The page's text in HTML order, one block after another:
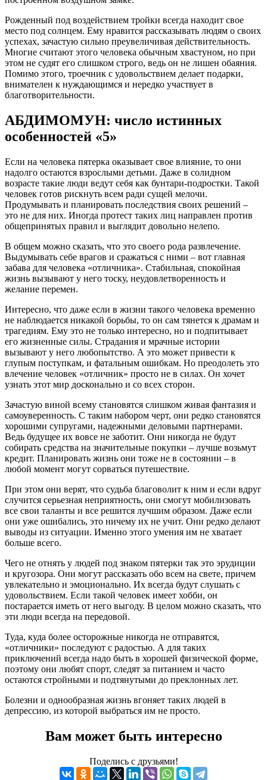
Рожденный под воздействием тройки всегда находит свое
место под солнцем. Ему нравится рассказывать людям о своих
успехах, зачастую сильно преувеличивая действительность.
Многие считают этого человека обычным хвастуном, но при
этом не судят его слишком строго, ведь он не лишен обаяния.
Помимо этого, троечник с удовольствием делает подарки,
внимателен к нуждающимся и нередко участвует в
благотворительности.
АБДИМОМУН: число истинных
особенностей «5»
Если на человека пятерка оказывает свое влияние, то они
надолго остаются взрослыми детьми. Даже в солидном
возрасте такие люди ведут себя как бунтари-подростки. Такой
человек готов рискнуть всем ради сущей мелочи.
Продумывать и планировать последствия своих решений –
это не для них. Иногда протест таких лиц направлен против
общепринятых правил и выглядит довольно нелепо.
В общем можно сказать, что это своего рода развлечение.
Выдумывать себе врагов и сражаться с ними – вот главная
забава для человека «отличника». Стабильная, спокойная
жизнь вызывают у него тоску, неудовлетворенность и
желание перемен.
Интересно, что даже если в жизни такого человека временно
не наблюдается никакой борьбы, то он сам тянется к драмам и
трагедиям. Ему это не только интересно, но и подпитывает
его жизненные силы. Страдания и мрачные истории
вызывают у него любопытство. А это может привести к
глупым поступкам, и фатальным ошибкам. Но преодолеть это
влечение человек «отличник» просто не в силах. Он хочет
узнать этот мир досконально и со всех сторон.
Зачастую виной всему становятся слишком живая фантазия и
самоуверенность. С таким набором черт, они редко становятся
хорошими супругами, надежными деловыми партнерами.
Ведь будущее их вовсе не заботит. Они никогда не будут
собирать средства на значительные покупки – лучше возьмут
кредит. Планировать жизнь они тоже не в состоянии – в
любой момент могут сорваться путешествие.
При этом они верят, что судьба благоволит к ним и если вдруг
случится серьезная неприятность, они смогут мобилизовать
все свои таланты и все решится лучшим образом. Даже если
они уже ошибались, это ничему их не учит. Они редко делают
выводы из ситуации. Именно этого умения им не хватает
больше всего.
Чего не отнять у людей под знаком пятерки так это эрудиции
и кругозора. Они могут рассказать обо всем на свете, причем
увлекательно и эмоционально. Их всегда будут слушать с
удовольствием. Если такой человек имеет хобби, он
постарается иметь от него выгоду. В целом можно сказать, что
эти люди всегда на передовой.
Туда, куда более осторожные никогда не отправятся,
«отличники» последуют с радостью. А для таких
приключений всегда надо быть в хорошей физической форме,
поэтому они любят спорт, следят за питанием и часто
остаются стройными и подтянутыми до преклонных лет.
Болезни и однообразная жизнь вгоняет таких людей в
депрессию, из которой выбраться им не просто.
Вам может быть интересно
Поделись с друзьями!